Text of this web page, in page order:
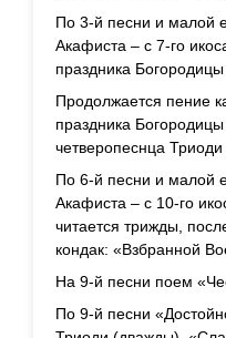
По 3-й песни и малой
Акафиста – с 7-го
праздника
Продолжается пение
праздника
четверопеснца
По 6-й песни и малой
Акафиста – с 10-го
читается трижды,
кондак: «Взбранной
На 9-й песни поем
По 9-й песни